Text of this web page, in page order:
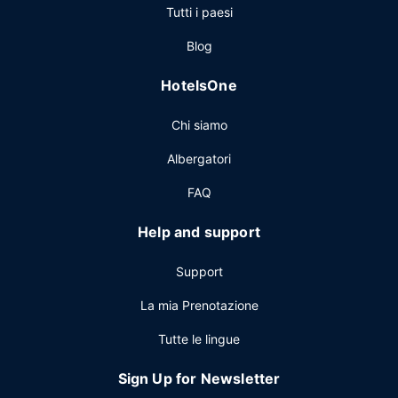
bar/lounge davvero fantastico. La colazione completa è
lavanderia e lavaggio a secco e una reception aperta 24
Presso un hotel avrai a disposizione 186 metri quadrati di
spazio con un'area per conferenze e 4 sale riunioni.
Tutti i paesi
Blog
HotelsOne
Chi siamo
Albergatori
FAQ
Help and support
Support
La mia Prenotazione
Tutte le lingue
Sign Up for Newsletter